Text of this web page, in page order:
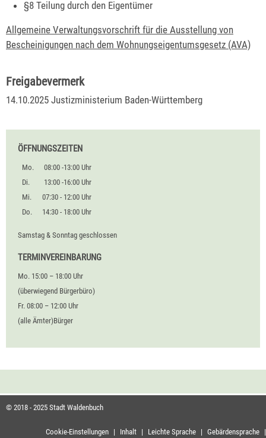
§8 Teilung durch den Eigentümer
Allgemeine Verwaltungsvorschrift für die Ausstellung von
Bescheinigungen nach dem Wohnungseigentumsgesetz (AVA)
Freigabevermerk
14.10.2025 Justizministerium Baden-Württemberg
ÖFFNUNGSZEITEN
Mo.
08:00 -13:00 Uhr
Di.
13:00 -16:00 Uhr
Mi.
07:30 - 12:00 Uhr
Do.
14:30 - 18:00 Uhr
Samstag & Sonntag geschlossen
TERMINVEREINBARUNG
Mo. 15:00 – 18:00 Uhr
(überwiegend Bürgerbüro)
Fr. 08:00 – 12:00 Uhr
(alle Ämter)Bürger
© 2018 - 2025 Stadt Waldenbuch
Cookie-Einstellungen | Inhalt | Leichte Sprache | Gebärdensprache |